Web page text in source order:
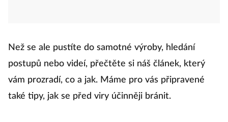
Než se ale pustíte do samotné výroby, hledání
postupů nebo videí, přečtěte si náš článek, který
vám prozradí, co a jak. Máme pro vás připravené
také tipy, jak se před viry účinněji bránit.